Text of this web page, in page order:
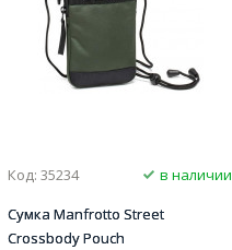
Код: 35234
в наличии
Сумка Manfrotto Street
Crossbody Pouch